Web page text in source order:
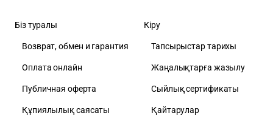
Біз туралы
Возврат, обмен и гарантия
Оплата онлайн
Публичная оферта
Құпиялылық саясаты
Кіру
Тапсырыстар тарихы
Жаңалықтарға жазылу
Сыйлық сертификаты
Қайтарулар